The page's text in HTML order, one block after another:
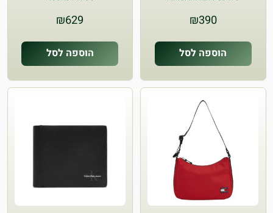
₪390
הוספה לסל
₪629
הוספה לסל